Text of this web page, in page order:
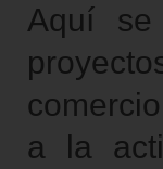
Aquí se
a la